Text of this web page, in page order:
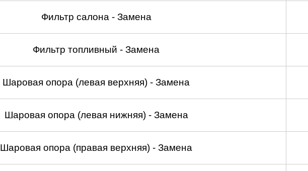
Фильтр салона - Замена
Фильтр топливный - Замена
Шаровая опора (левая верхняя) - Замена
Шаровая опора (левая нижняя) - Замена
Шаровая опора (правая верхняя) - Замена